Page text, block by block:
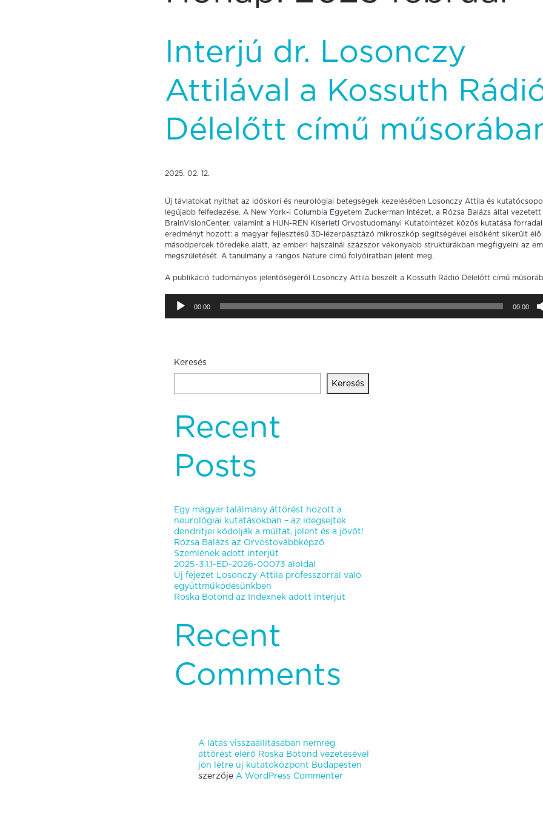
Interjú dr. Losonczy
Attilával a Kossuth
Délelőtt című
2025. 02. 12.
Új távlatokat nyithat az időskori és neurológiai betegségek kezelésében Losonczy Attila és
legújabb felfedezése. A New York-i Columbia Egyetem Zuckerman Intézet, a Rózsa Balázs által vezetett
BrainVisionCenter, valamint a HUN-REN Kísérleti Orvostudományi Kutatóintézet közös kutatása
eredményt hozott: a magyar fejlesztésű 3D-lézerpásztázó mikroszkóp segítségével elsőként sikerült élő
másodpercek töredéke alatt, az emberi hajszálnál százszor vékonyabb struktúrákban megfigyelni az
megszületését. A tanulmány a rangos Nature című folyóiratban jelent meg.
A publikáció tudományos jelentőségéről Losonczy Attila beszélt a Kossuth Rádió Délelőtt című
lejátszó
00:00 00:00
Keresés
Keresés
Recent
Posts
Egy magyar találmány áttörést hozott a
neurológiai kutatásokban – az idegsejtek
dendritjei kódolják a múltat, jelent és a jövőt!
Rózsa Balázs az Orvostovábbképző
Szemlének adott interjút
2025-3.1.1-ED-2026-00073 aloldal
Új fejezet Losonczy Attila professzorral való
együttműködésünkben
Roska Botond az Indexnek adott interjút
Recent
Comments
A látás visszaállításában nemrég
áttörést elérő Roska Botond vezetésével
jön létre új kutatóközpont Budapesten
szerzője A WordPress Commenter